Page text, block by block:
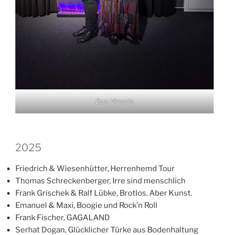
Duo Vimaris
2025
Friedrich & Wiesenhütter, Herrenhemd Tour
Thomas Schreckenberger, Irre sind menschlich
Frank Grischek & Ralf Lübke, Brotlos. Aber Kunst.
Emanuel & Maxi, Boogie und Rock’n Roll
Frank Fischer, GAGALAND
Serhat Dogan, Glücklicher Türke aus Bodenhaltung